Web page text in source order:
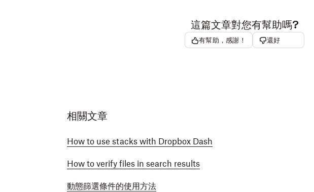
這篇文章對您有幫助嗎?
有幫助，感謝！ 還好
相關文章
How to use stacks with Dropbox Dash
How to verify files in search results
動態篩選條件的使用方法